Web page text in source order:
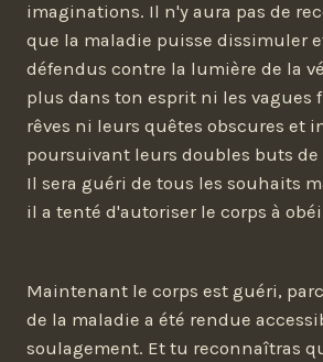
imaginations. Il n'y aura pas de
que la maladie puisse dissimuler
défendus contre la lumière de la
plus dans ton esprit ni les vagues
rêves ni leurs quêtes obscures et
poursuivant leurs doubles buts
Il sera guéri de tous les souhaits
il a tenté d'autoriser le corps à
Maintenant le corps est guéri,
de la maladie a été rendue
soulagement. Et tu reconnaîtras